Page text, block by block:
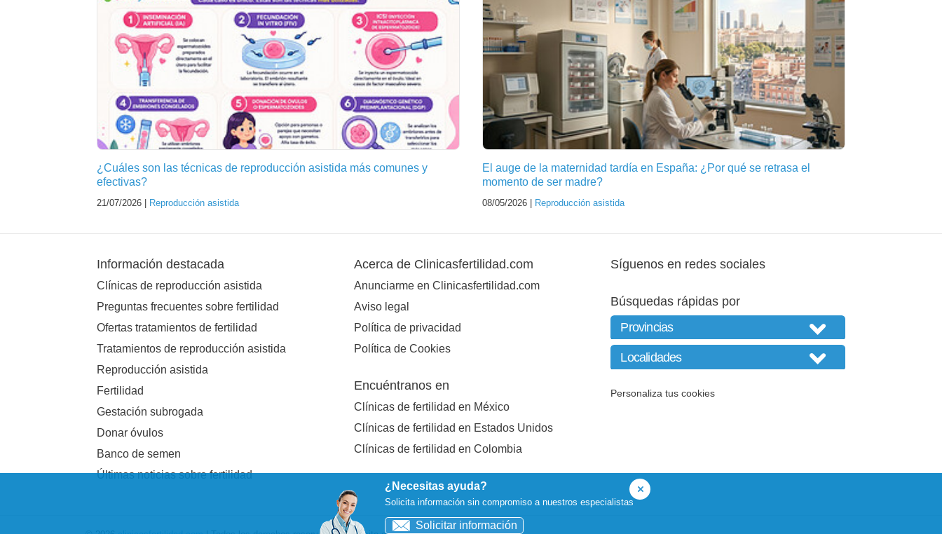
¿Cuáles son las técnicas de reproducción asistida más comunes y
efectivas?
21/07/2026 | Reproducción asistida
El auge de la maternidad tardía en España: ¿Por qué se retrasa el
momento de ser madre?
08/05/2026 | Reproducción asistida
¿Necesitas ayuda?
Solicita información sin compromiso a nuestros especialistas
Solicitar información
Información destacada
Clínicas de reproducción asistida
Preguntas frecuentes sobre fertilidad
Ofertas tratamientos de fertilidad
Tratamientos de reproducción asistida
Reproducción asistida
Fertilidad
Gestación subrogada
Donar óvulos
Banco de semen
Últimas noticias sobre fertilidad
Acerca de Clinicasfertilidad.com
Anunciarme en Clinicasfertilidad.com
Aviso legal
Política de privacidad
Política de Cookies
Encuéntranos en
Clínicas de fertilidad en México
Clínicas de fertilidad en Estados Unidos
Clínicas de fertilidad en Colombia
Síguenos en redes sociales
Búsquedas rápidas por
Personaliza tus cookies